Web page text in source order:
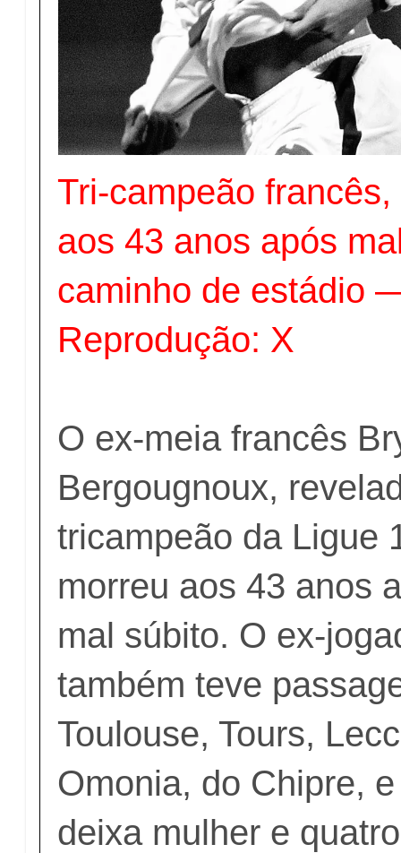
Tri-campeão
aos 43 anos após
caminho de estádio
Reprodução: X
O ex-meia francês
Bergougnoux,
tricampeão da Ligue
morreu aos 43 anos
mal súbito. O ex-
também teve
Toulouse, Tours,
Omonia, do Chipre,
deixa mulher e